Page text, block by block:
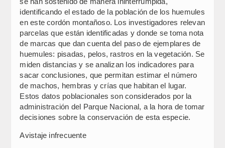
identificando el estado de la población de los huemules
en este cordón montañoso. Los investigadores relevan
parcelas que están identificadas y donde se toma nota
de marcas que dan cuenta del paso de ejemplares de
huemules: pisadas, pelos, rastros en la vegetación. Se
miden distancias y se analizan los indicadores para
sacar conclusiones, que permitan estimar el número
de machos, hembras y crías que habitan el lugar.
Estos datos poblacionales son considerados por la
administración del Parque Nacional, a la hora de tomar
decisiones sobre la conservación de esta especie.
Avistaje infrecuente